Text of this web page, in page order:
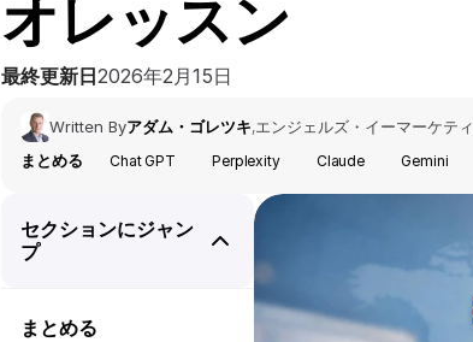
オレッスン
最終更新日2026年2月15日
Written Byアダム・ゴレツキ,エンジェルズ・イーマーケテ
まとめる
Chat GPT Perplexity Claude Gemini
セクションにジャン
プ
まとめる